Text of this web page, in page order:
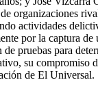
actividades
por la captura
pruebas para
su compromiso
de El Universal.